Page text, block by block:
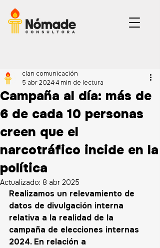
Campaña al día: más de
6 de cada 10 personas
creen que el
narcotráfico incide en la
política
clan comunicación
5 abr 20244 min de lectura
Actualizado: 8 abr 2025
Realizamos un relevamiento de
datos de divulgación interna
relativa a la realidad de la
campaña de elecciones internas
2024. En relación a